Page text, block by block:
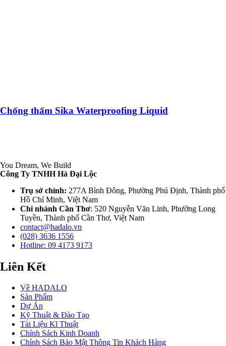
Chống thấm Sika Waterproofing Liquid
You Dream, We Build
Công Ty TNHH Hà Đại Lộc
Trụ sở chính: 277A Bình Đông, Phường Phú Định, Thành phố
Hồ Chí Minh, Việt Nam
Chi nhánh Cần Thơ: 520 Nguyễn Văn Linh, Phường Long
Tuyền, Thành phố Cần Thơ, Việt Nam
contact@hadalo.vn
(028) 3636 1556
Hotline: 09 4173 9173
Liên Kết
Về HADALO
Sản Phẩm
Dự Án
Kỹ Thuật & Đào Tạo
Tài Liệu Kĩ Thuật
Chính Sách Kinh Doanh
Chính Sách Bảo Mật Thông Tin Khách Hàng